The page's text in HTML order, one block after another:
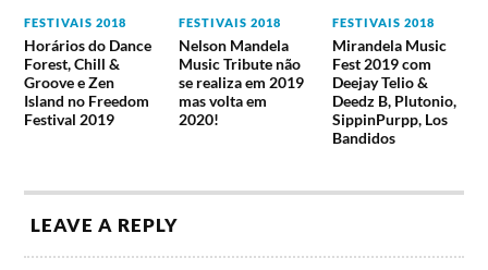
FESTIVAIS 2018
Horários do Dance
Forest, Chill &
Groove e Zen
Island no Freedom
Festival 2019
FESTIVAIS 2018
Nelson Mandela
Music Tribute não
se realiza em 2019
mas volta em
2020!
FESTIVAIS 2018
Mirandela Music
Fest 2019 com
Deejay Telio &
Deedz B, Plutonio,
SippinPurpp, Los
Bandidos
LEAVE A REPLY